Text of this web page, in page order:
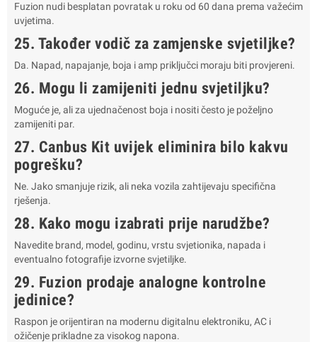
Fuzion nudi besplatan povratak u roku od 60 dana prema važećim
uvjetima.
25. Također vodič za zamjenske svjetiljke?
Da. Napad, napajanje, boja i amp priključci moraju biti provjereni.
26. Mogu li zamijeniti jednu svjetiljku?
Moguće je, ali za ujednačenost boja i nositi često je poželjno
zamijeniti par.
27. Canbus Kit uvijek eliminira bilo kakvu
pogrešku?
Ne. Jako smanjuje rizik, ali neka vozila zahtijevaju specifična
rješenja.
28. Kako mogu izabrati prije narudžbe?
Navedite brand, model, godinu, vrstu svjetionika, napada i
eventualno fotografije izvorne svjetiljke.
29. Fuzion prodaje analogne kontrolne
jedinice?
Raspon je orijentiran na modernu digitalnu elektroniku, AC i
ožičenje prikladne za visokog napona.